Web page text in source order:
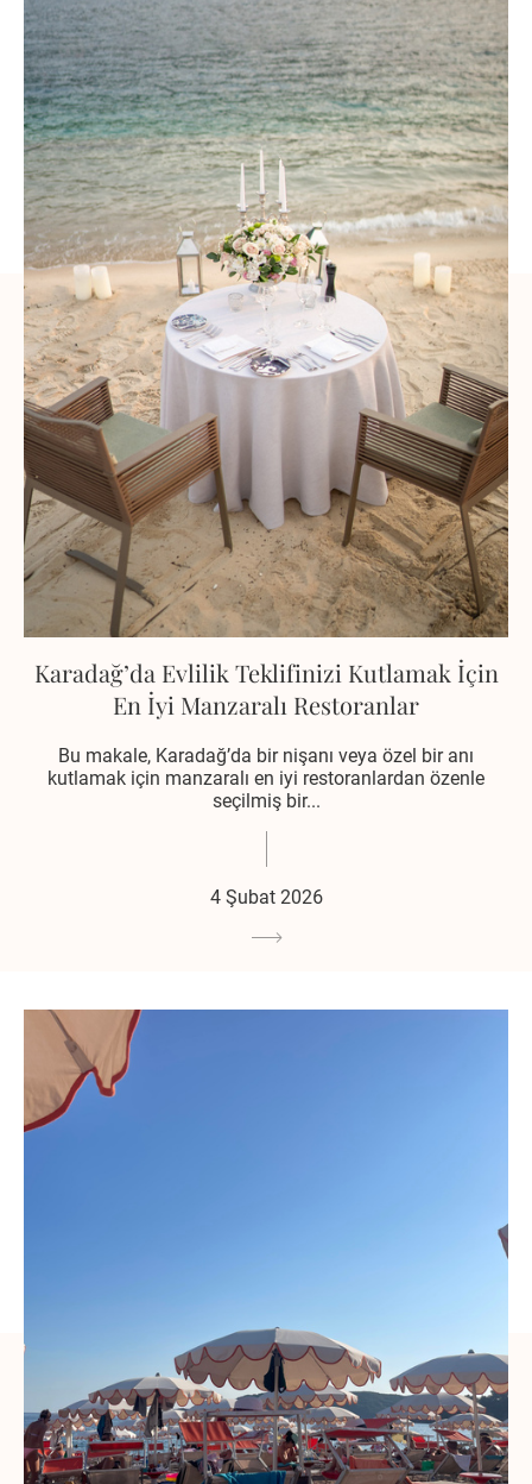
Karadağ’da Evlilik Teklifinizi Kutlamak İçin
En İyi Manzaralı Restoranlar
Bu makale, Karadağ’da bir nişanı veya özel bir anı
kutlamak için manzaralı en iyi restoranlardan özenle
seçilmiş bir...
4 Şubat 2026